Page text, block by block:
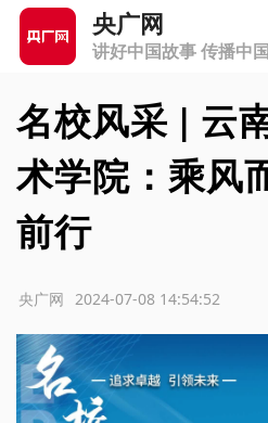
央广网
讲好中国故事 传播中
名校风采 | 云
术学院：乘风
前行
2024-07-08 14:54:52
央广网